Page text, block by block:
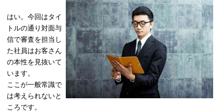
はい。今回はタイ
トルの通り対面与
信で審査を担当し
た社員はお客さん
の本性を見抜いて
います。
ここが一般常識で
は考えられないと
ころです。